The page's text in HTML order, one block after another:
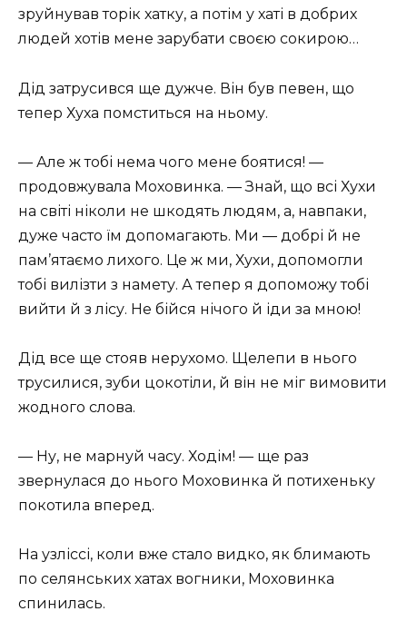
зруйнував торік хатку, а потім у хаті в добрих
людей хотів мене зарубати своєю сокирою…
Дід затрусився ще дужче. Він був певен, що
тепер Хуха помститься на ньому.
— Але ж тобі нема чого мене боятися! —
продовжувала Моховинка. — Знай, що всі Хухи
на світі ніколи не шкодять людям, а, навпаки,
дуже часто їм допомагають. Ми — добрі й не
пам’ятаємо лихого. Це ж ми, Хухи, допомогли
тобі вилізти з намету. А тепер я допоможу тобі
вийти й з лісу. Не бійся нічого й іди за мною!
Дід все ще стояв нерухомо. Щелепи в нього
трусилися, зуби цокотіли, й він не міг вимовити
жодного слова.
— Ну, не марнуй часу. Ходім! — ще раз
звернулася до нього Моховинка й потихеньку
покотила вперед.
На узліссі, коли вже стало видко, як блимають
по селянських хатах вогники, Моховинка
спинилась.